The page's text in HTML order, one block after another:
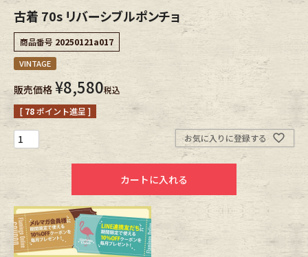
Tops Bottoms
Outer
Fafatt
小物・アクセサリーから探す
Eye Wear
Bag Stall・Scarf
Accessory Shoes
古着 70s リバーシブルポンチョ
商品番号 20250121a017
VINTAGE
販売価格 ¥8,580税込
[ 78ポイント進呈 ]
お気に入りに登録する
カートに入れる